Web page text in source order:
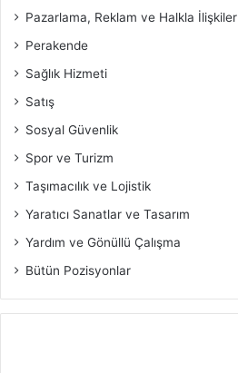
Pazarlama, Reklam ve Halkla İlişkiler
Perakende
Sağlık Hizmeti
Satış
Sosyal Güvenlik
Spor ve Turizm
Taşımacılık ve Lojistik
Yaratıcı Sanatlar ve Tasarım
Yardım ve Gönüllü Çalışma
Bütün Pozisyonlar